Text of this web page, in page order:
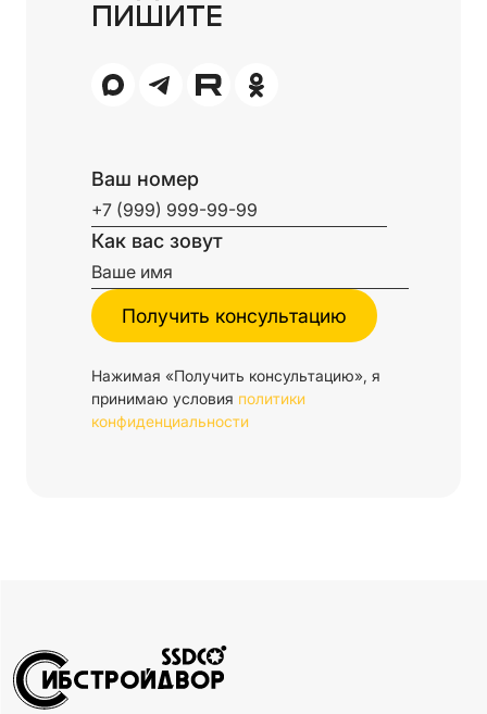
ПИШИТЕ
Ваш номер
Как вас зовут
Нажимая «Получить консультацию», я
принимаю условия политики
конфиденциальности